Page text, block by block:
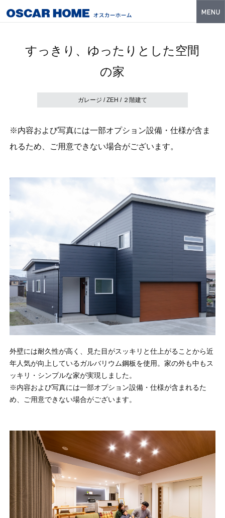
特長
性能・技術
イベント・モデルハウス
建築実例
販売中の物件
スマートセレクト
土地情報
オンライン相談会
すっきり、ゆったりとした空間
の家
ガレージ / ZEH / ２階建て
※内容および写真には一部オプション設備・仕様が含ま
れるため、ご用意できない場合がございます。
外壁には耐久性が高く、見た目がスッキリと仕上がることから近
年人気が向上しているガルバリウム鋼板を使用。家の外も中もス
ッキリ・シンプルな家が実現しました。
※内容および写真には一部オプション設備・仕様が含まれるた
め、ご用意できない場合がございます。